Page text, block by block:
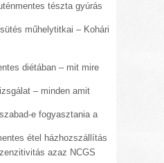
tészta gyúrás
műhelytitkai – Kohári
diétában – mit mire
– minden amit
e fogyasztania a
étel házhozszállítás
azaz NCGS